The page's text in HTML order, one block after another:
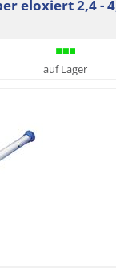
eloxiert 2,4 -
auf Lager